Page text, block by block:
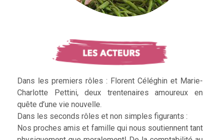
Dans les premiers rôles : Florent Céléghin et Marie-
Charlotte Pettini, deux trentenaires amoureux en
quête d’une vie nouvelle.
Dans les seconds rôles et non simples figurants :
Nos proches amis et famille qui nous soutiennent tant